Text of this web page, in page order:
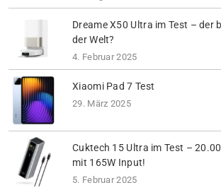
Dreame X50 Ultra im Test – der
der Welt?
4. Februar 2025
Xiaomi Pad 7 Test
29. März 2025
Cuktech 15 Ultra im Test –
mit 165W Input!
5. Februar 2025